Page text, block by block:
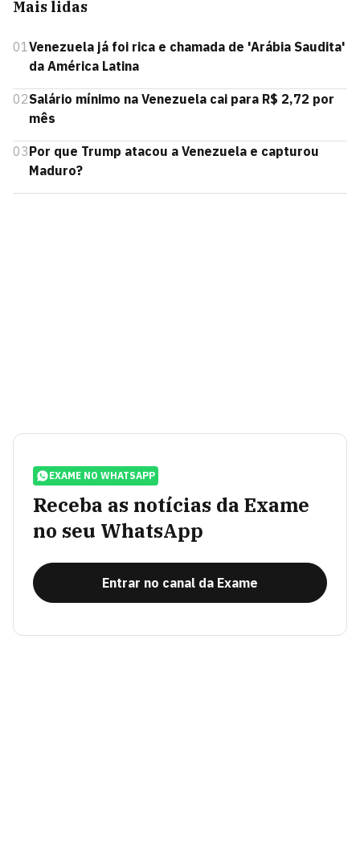
Mais lidas
01Venezuela já foi rica e chamada de 'Arábia Saudita'
da América Latina
02Salário mínimo na Venezuela cai para R$ 2,72 por
mês
03Por que Trump atacou a Venezuela e capturou
Maduro?
EXAME NO WHATSAPP
Receba as notícias da Exame
no seu WhatsApp
Entrar no canal da Exame